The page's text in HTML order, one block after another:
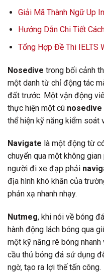
Giải Mã Thành Ngữ Up
Hướng Dẫn Chi Tiết
Tổng Hợp Đề Thi IELTS
Nosedive trong bối cảnh
một danh từ chỉ động tác
đất trước. Một vận động
thực hiện một cú nosedive
thể hiện kỹ năng kiểm soát
Navigate là một động từ
chuyển qua một không
người đi xe đạp phải
địa hình khó khăn của
phản xạ nhanh nhạy.
Nutmeg, khi nói về bóng
hành động lách bóng qua
một kỹ năng rê bóng
cầu thủ bóng đá sử dụng
ngờ, tạo ra lợi thế tấn công.